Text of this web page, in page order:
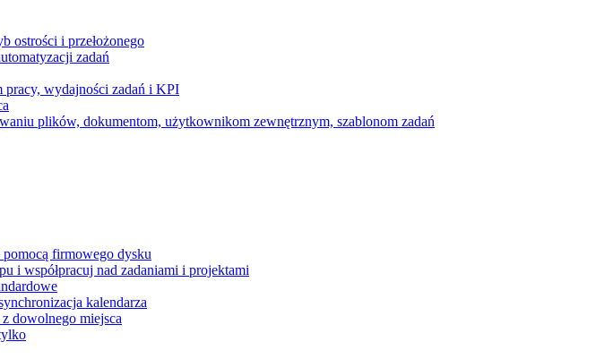
ostrości i przełożonego
zadań
pracy, wydajności zadań i KPI
plików, dokumentom, użytkownikom zewnętrznym, szablonom zadań
firmowego dysku
i współpracuj nad zadaniami i projektami
kalendarza
dowolnego miejsca